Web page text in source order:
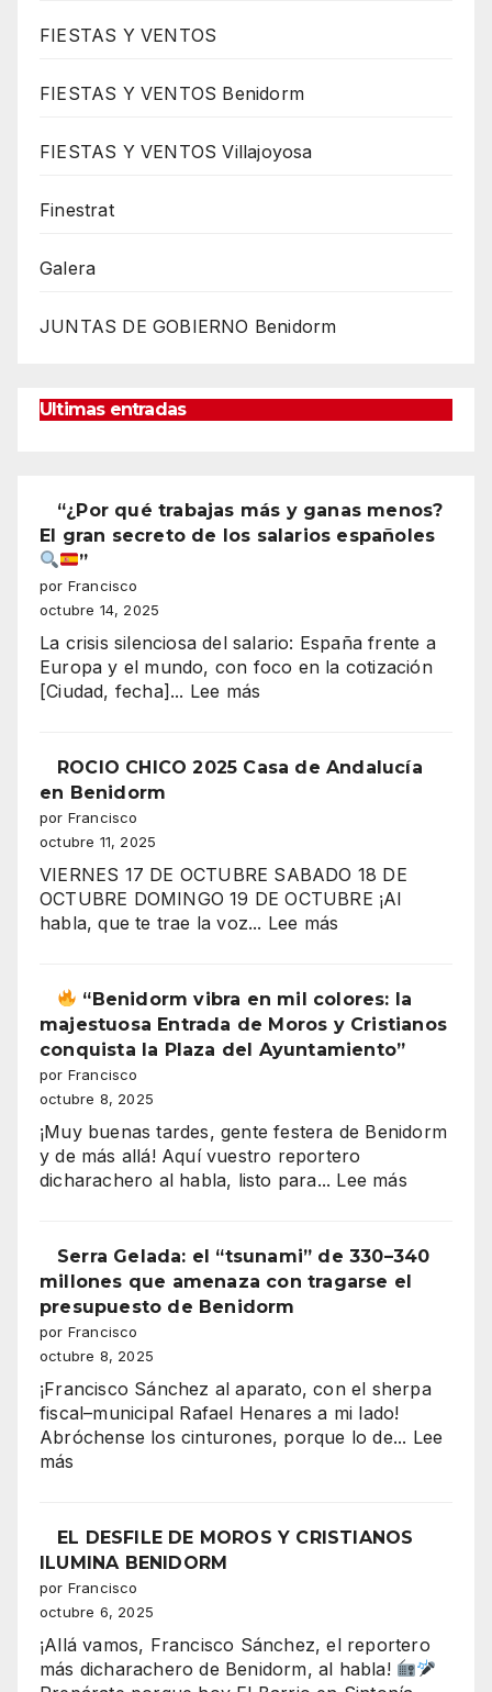
FIESTAS Y VENTOS
FIESTAS Y VENTOS Benidorm
FIESTAS Y VENTOS Villajoyosa
Finestrat
Galera
JUNTAS DE GOBIERNO Benidorm
Ultimas entradas
“¿Por qué trabajas más y ganas menos?
El gran secreto de los salarios españoles
”
por Francisco
octubre 14, 2025
La crisis silenciosa del salario: España frente a
Europa y el mundo, con foco en la cotización
[Ciudad, fecha]... Lee más
trabajas
El
gran
secreto
salarios
españoles
ROCIO CHICO 2025 Casa de Andalucía
en Benidorm
por Francisco
octubre 11, 2025
VIERNES 17 DE OCTUBRE SABADO 18 DE
OCTUBRE DOMINGO 19 DE OCTUBRE ¡Al
habla, que te trae la voz... Lee más
2025
Casa
de
“Benidorm vibra en mil colores: la
majestuosa Entrada de Moros y Cristianos
conquista la Plaza del Ayuntamiento”
por Francisco
octubre 8, 2025
¡Muy buenas tardes, gente festera de Benidorm
y de más allá! Aquí vuestro reportero
dicharachero al habla, listo para... Lee más:
vibra
en
Entrada
Moros
la
Serra Gelada: el “tsunami” de 330–340
millones que amenaza con tragarse el
presupuesto de Benidorm
por Francisco
octubre 8, 2025
¡Francisco Sánchez al aparato, con el sherpa
fiscal–municipal Rafael Henares a mi lado!
Abróchense los cinturones, porque lo de... Lee
más
el
“tsunami”
de
330–
millones
que
EL DESFILE DE MOROS Y CRISTIANOS
ILUMINA BENIDORM
por Francisco
octubre 6, 2025
¡Allá vamos, Francisco Sánchez, el reportero
más dicharachero de Benidorm, al habla!